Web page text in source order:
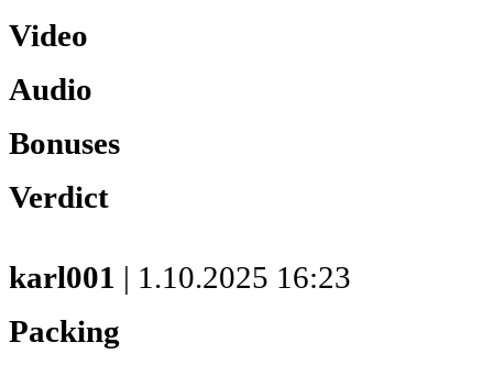
Video
Audio
Bonuses
Verdict
karl001 | 1.10.2025 16:23
Packing